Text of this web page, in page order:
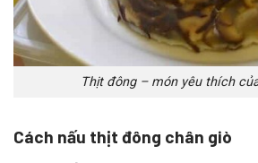
Thịt đông – món yêu thích
Cách nấu thịt đông chân giò